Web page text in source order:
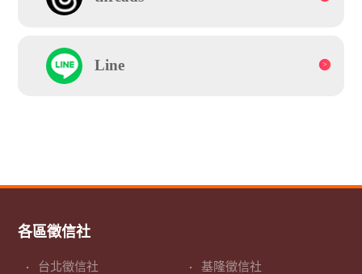
Line
各區徵信社
台北徵信社 基隆徵信社